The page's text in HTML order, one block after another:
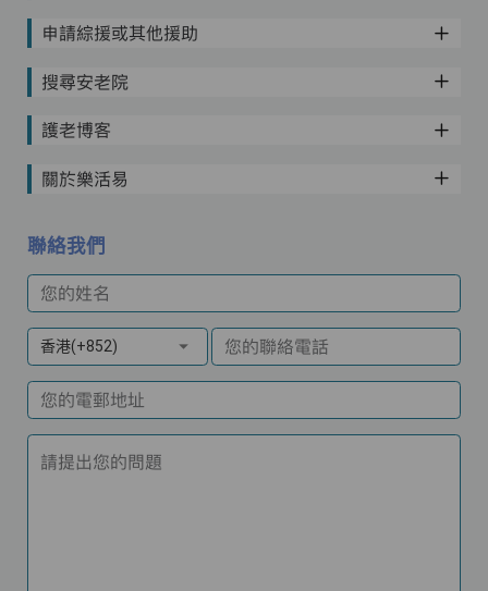
申請綜援或其他援助
搜尋安老院
護老博客
關於樂活易
聯絡我們
您的姓名
香港(+852) 您的聯絡電話
您的電郵地址
請提出您的問題